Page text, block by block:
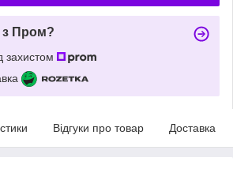
з Пром?
захистом
Відгуки про товар Доставка